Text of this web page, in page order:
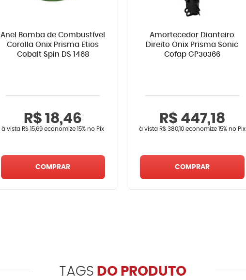
Anel Bomba de Combustível
Corolla Onix Prisma Etios
Cobalt Spin DS 1468
R$ 18,46
à vista R$ 15,69 economize15% no Pix
COMPRAR
Amortecedor Dianteiro
Direito Onix Prisma Sonic
Cofap GP30366
R$ 447,18
à vista R$ 380,10economize 15% no Pix
COMPRAR
TAGS DO PRODUTO